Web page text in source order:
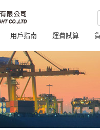
用戶指南 運費試算